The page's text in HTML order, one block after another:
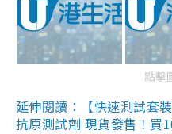
點擊
延伸閱讀：【快速測試套
抗原測試劑 現貨發售！買